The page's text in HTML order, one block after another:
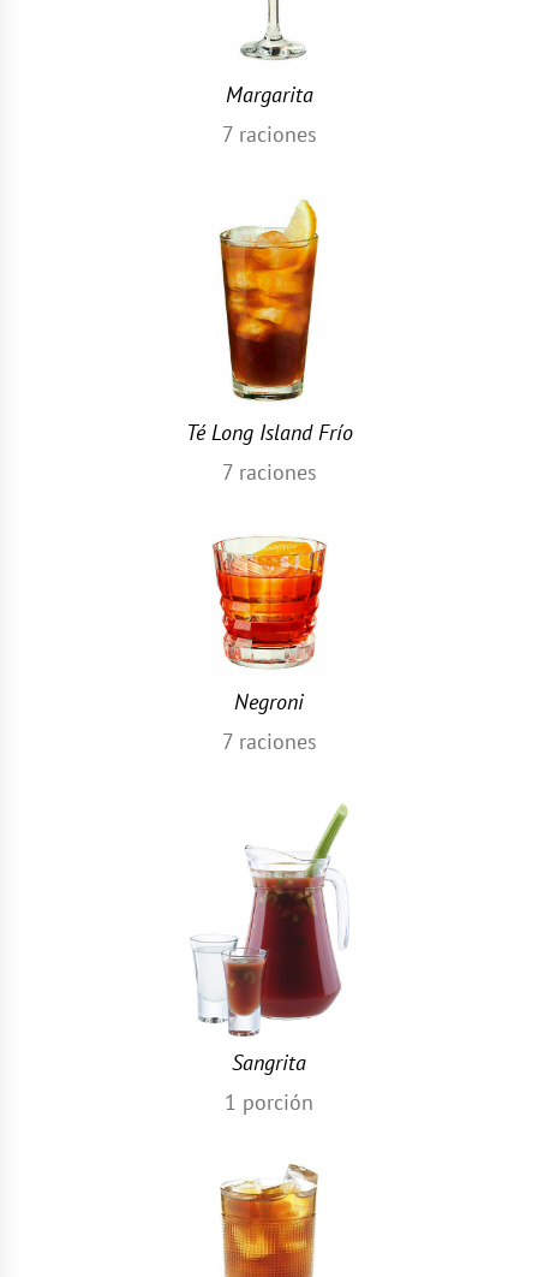
Margarita
7raciones
Té Long Island Frío
7raciones
Negroni
7raciones
Sangrita
1 porción